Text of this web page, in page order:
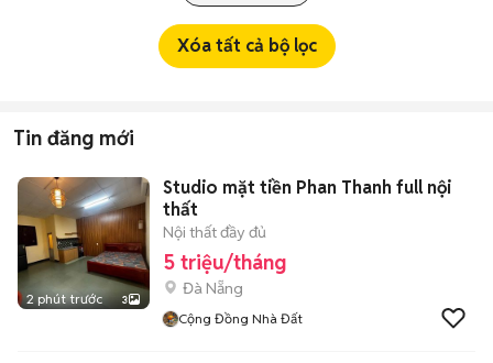
Xóa tất cả bộ lọc
Tin đăng mới
2 phút trước 3
Studio mặt tiền Phan Thanh full nội
thất
Nội thất đầy đủ
5 triệu/tháng
Đà Nẵng
Cộng Đồng Nhà Đất